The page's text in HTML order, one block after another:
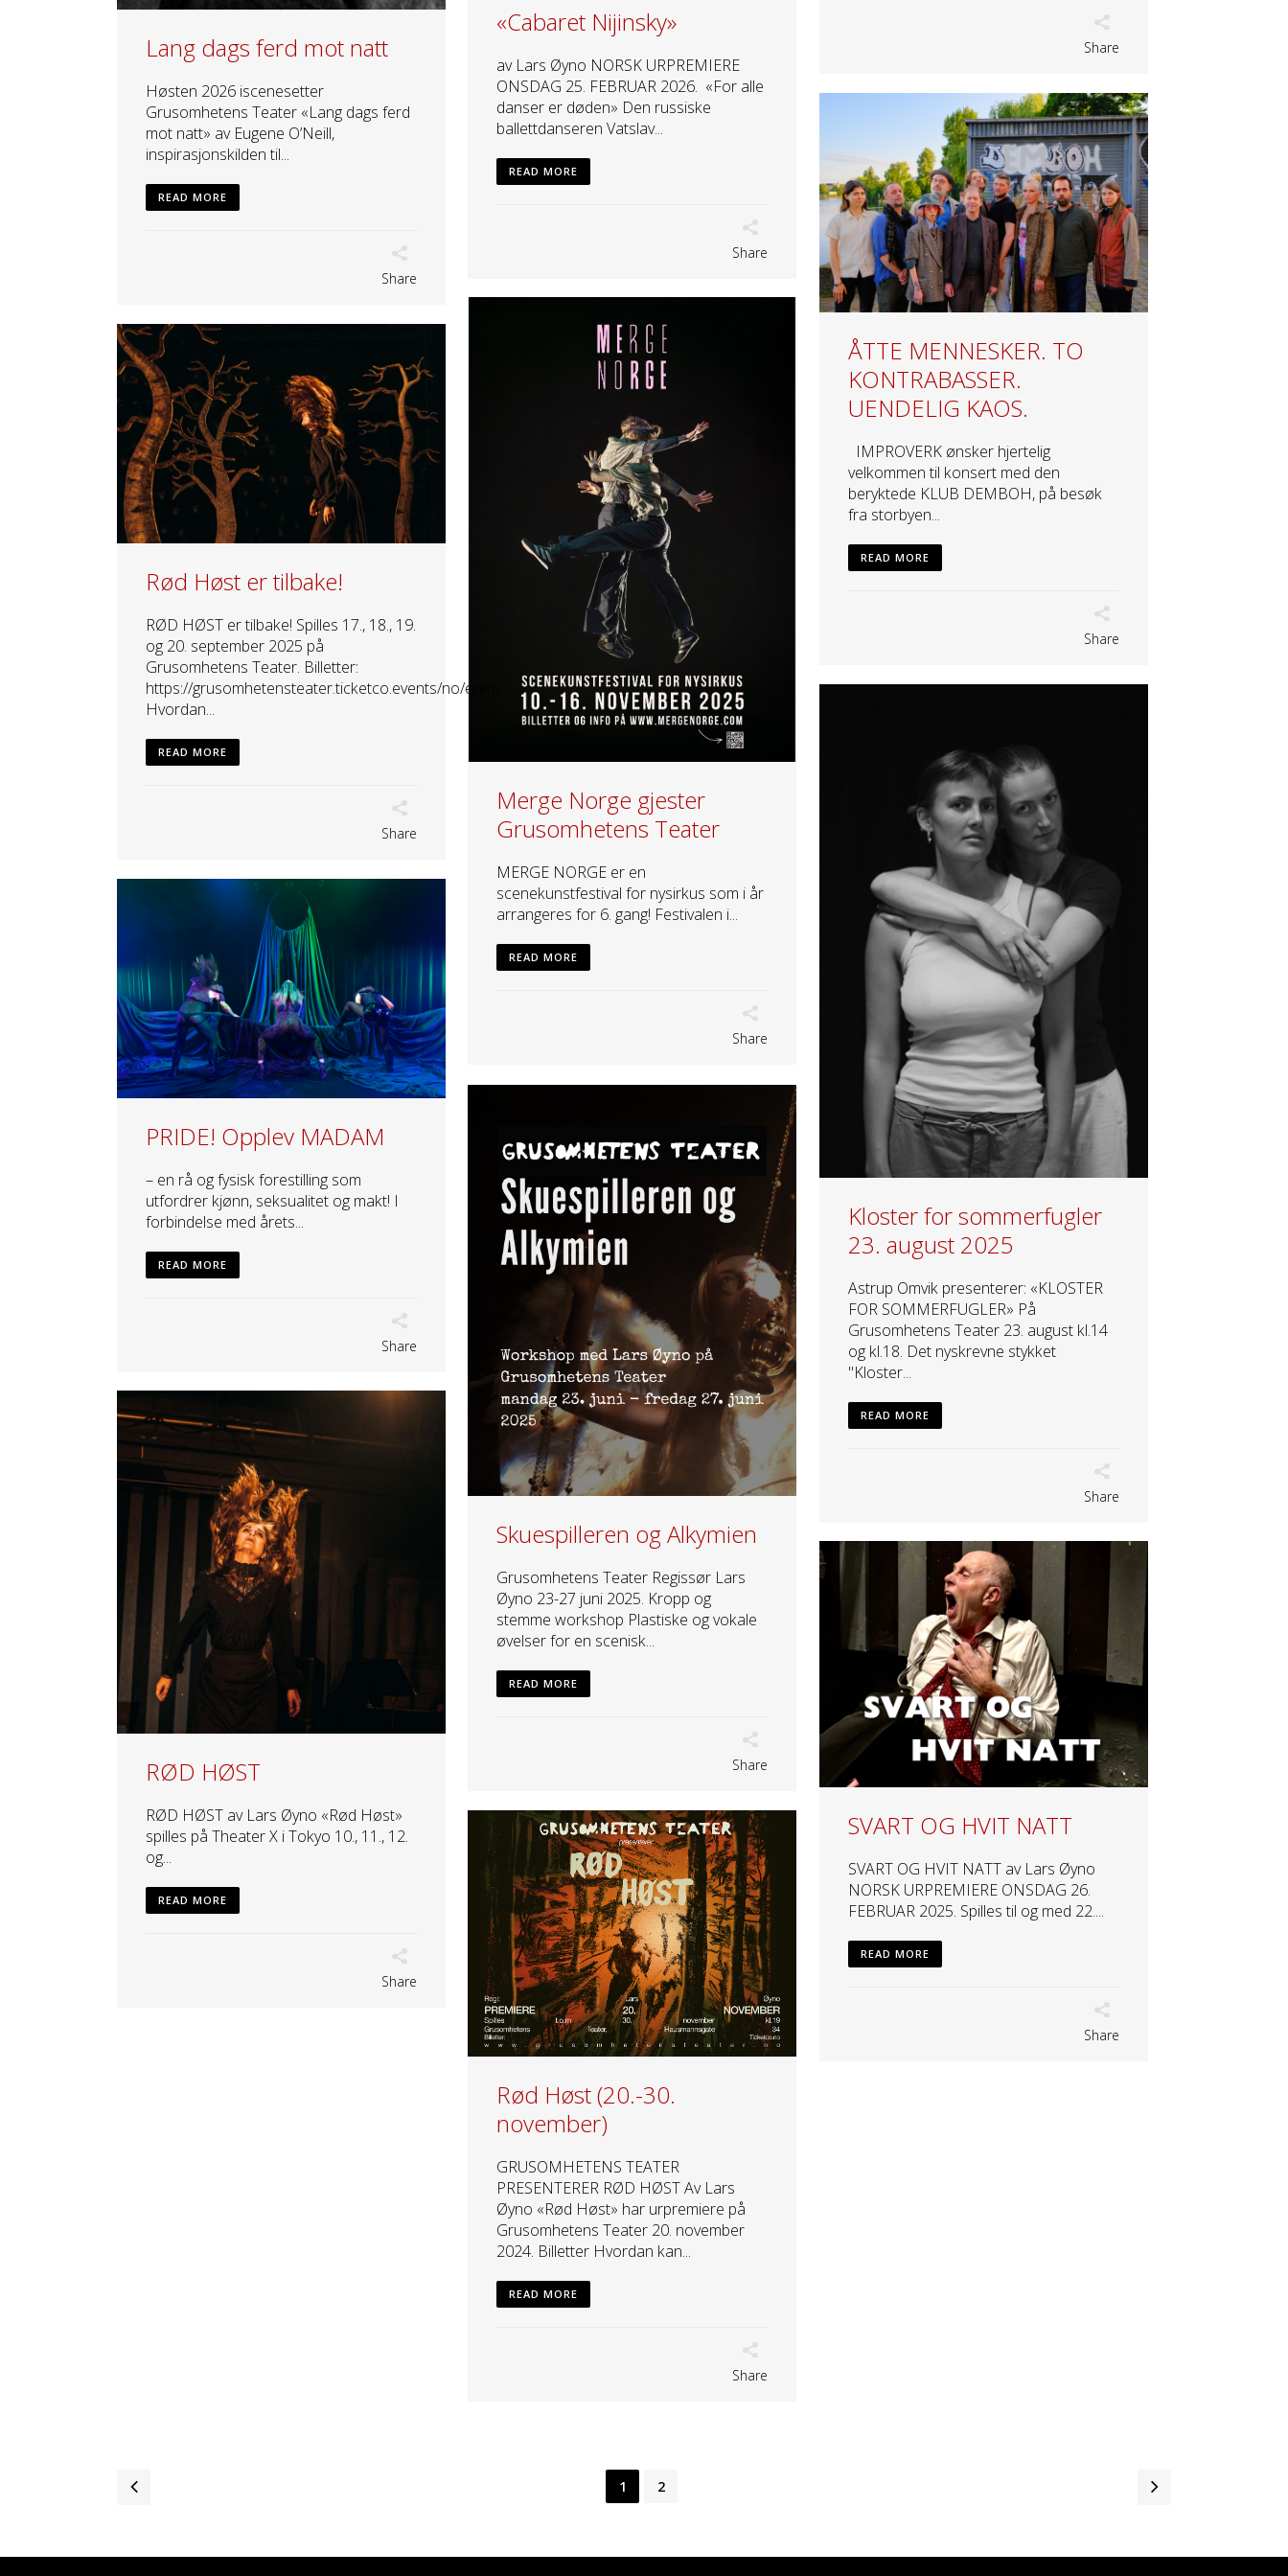
Lang dags ferd mot natt
Høsten 2026 iscenesetter
Grusomhetens Teater «Lang dags ferd
mot natt» av Eugene O’Neill,
inspirasjonskilden til...
READ MORE
Share
«Cabaret Nijinsky»
av Lars Øyno NORSK URPREMIERE
ONSDAG 25. FEBRUAR 2026. «For alle
danser er døden» Den russiske
ballettdanseren Vatslav...
READ MORE
Share
Share
ÅTTE MENNESKER. TO
KONTRABASSER.
UENDELIG KAOS.
IMPROVERK ønsker hjertelig
velkommen til konsert med den
beryktede KLUB DEMBOH, på besøk
fra storbyen...
READ MORE
Share
Merge Norge gjester
Grusomhetens Teater
MERGE NORGE er en
scenekunstfestival for nysirkus som i år
arrangeres for 6. gang! Festivalen i...
READ MORE
Share
Rød Høst er tilbake!
RØD HØST er tilbake! Spilles 17., 18., 19.
og 20. september 2025 på
Grusomhetens Teater. Billetter:
https://grusomhetensteater.ticketco.events/no/en/m
Hvordan...
READ MORE
Share
Kloster for sommerfugler
23. august 2025
Astrup Omvik presenterer: «KLOSTER
FOR SOMMERFUGLER» På
Grusomhetens Teater 23. august kl.14
og kl.18. Det nyskrevne stykket
"Kloster...
READ MORE
Share
PRIDE! Opplev MADAM
– en rå og fysisk forestilling som
utfordrer kjønn, seksualitet og makt! I
forbindelse med årets...
READ MORE
Share
Skuespilleren og Alkymien
Grusomhetens Teater Regissør Lars
Øyno 23-27 juni 2025. Kropp og
stemme workshop Plastiske og vokale
øvelser for en scenisk...
READ MORE
Share
RØD HØST
RØD HØST av Lars Øyno «Rød Høst»
spilles på Theater X i Tokyo 10., 11., 12.
og...
READ MORE
Share
SVART OG HVIT NATT
SVART OG HVIT NATT av Lars Øyno
NORSK URPREMIERE ONSDAG 26.
FEBRUAR 2025. Spilles til og med 22....
READ MORE
Share
Rød Høst (20.-30.
november)
GRUSOMHETENS TEATER
PRESENTERER RØD HØST Av Lars
Øyno «Rød Høst» har urpremiere på
Grusomhetens Teater 20. november
2024. Billetter Hvordan kan...
READ MORE
Share
1 2